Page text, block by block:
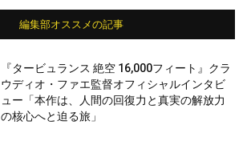
編集部オススメの記事
『タービュランス 絶空 16,000フィート』クラ
ウディオ・ファエ監督オフィシャルインタビ
ュー「本作は、人間の回復力と真実の解放力
の核心へと迫る旅」